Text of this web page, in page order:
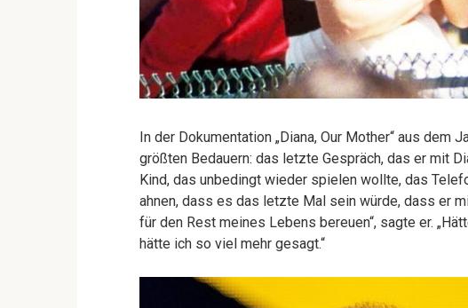
In der Dokumentation „Diana, Our Mother“ aus dem
größten Bedauern: das letzte Gespräch, das er mit
Kind, das unbedingt wieder spielen wollte, das
ahnen, dass es das letzte Mal sein würde, dass er
für den Rest meines Lebens bereuen“, sagte er.
hätte ich so viel mehr gesagt.“